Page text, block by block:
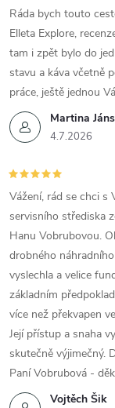
Martina
4.7.2026
Ráda bych touto
Elleta Explore,
tam i zpět bylo do
stavu a káva včetně
práce, ještě jednou
Vojtěch Šik
Vážení, rád se chci s
servisního střediska
Hanu Vobrubovou.
drobného
vyslechla a velice
základním
více než překvapen
Její přístup a snaha
skutečně výjimečný.
Paní Vobrubová -